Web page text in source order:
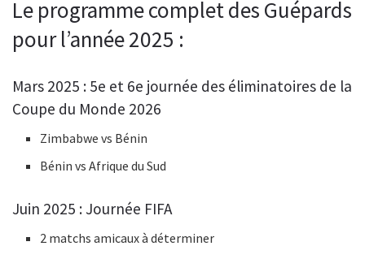
Le programme complet des Guépards
pour l’année 2025 :
Mars 2025 : 5e et 6e journée des éliminatoires de la
Coupe du Monde 2026
Zimbabwe vs Bénin
Bénin vs Afrique du Sud
Juin 2025 : Journée FIFA
2 matchs amicaux à déterminer